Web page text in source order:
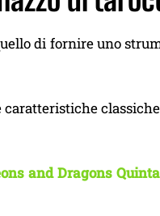
di fornire uno
and Dragons